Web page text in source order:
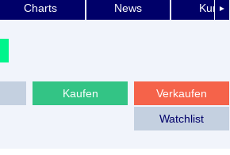
►
Charts News
Verkaufen
Kaufen
Watchlist